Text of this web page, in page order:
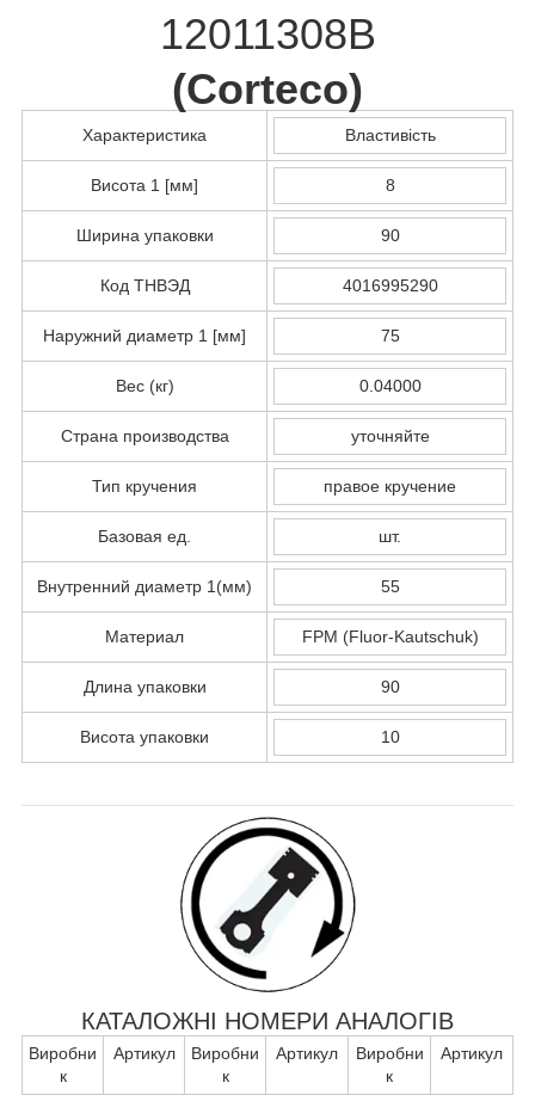
12011308B
(Corteco)
Характеристика Властивість
Висота 1 [мм] 8
Ширина упаковки 90
Код ТНВЭД 4016995290
Наружний диаметр 1 [мм] 75
Вес (кг) 0.04000
Страна производства уточняйте
Тип кручения правое кручение
Базовая ед. шт.
Внутренний диаметр 1(мм) 55
Материал FPM (Fluor-Kautschuk)
Длина упаковки 90
Висота упаковки 10
КАТАЛОЖНІ НОМЕРИ АНАЛОГІВ
Виробни
к
Артикул
Виробни
к
Артикул
Виробни
к
Артикул